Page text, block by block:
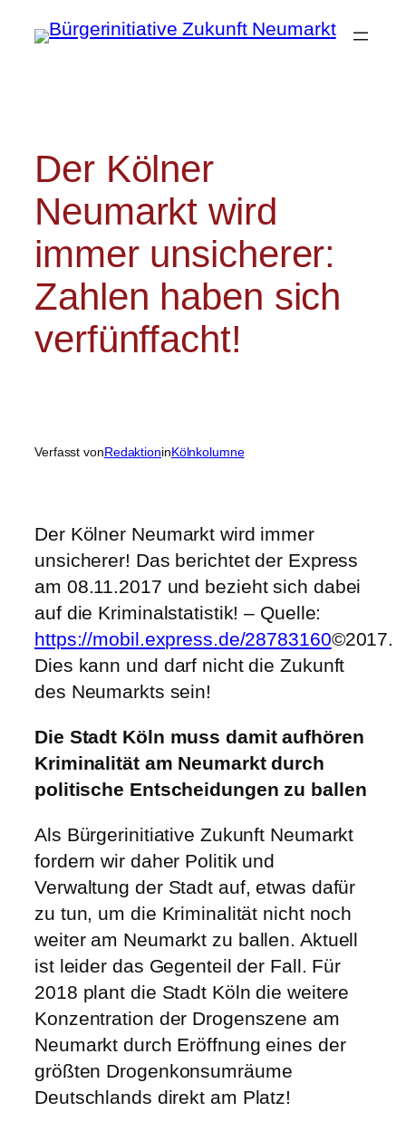
Inhalt
Der Kölner
Neumarkt wird
immer unsicherer:
Zahlen haben sich
verfünffacht!
Verfasst vonRedaktioninKölnkolumne
Der Kölner Neumarkt wird immer
unsicherer! Das berichtet der Express
am 08.11.2017 und bezieht sich dabei
auf die Kriminalstatistik! – Quelle:
https://mobil.express.de/28783160©2017.
Dies kann und darf nicht die Zukunft
des Neumarkts sein!
Die Stadt Köln muss damit aufhören
Kriminalität am Neumarkt durch
politische Entscheidungen zu ballen
Als Bürgerinitiative Zukunft Neumarkt
fordern wir daher Politik und
Verwaltung der Stadt auf, etwas dafür
zu tun, um die Kriminalität nicht noch
weiter am Neumarkt zu ballen. Aktuell
ist leider das Gegenteil der Fall. Für
2018 plant die Stadt Köln die weitere
Konzentration der Drogenszene am
Neumarkt durch Eröffnung eines der
größten Drogenkonsumräume
Deutschlands direkt am Platz!